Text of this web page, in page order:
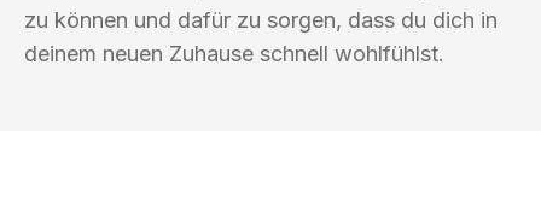
zu können und dafür zu sorgen, dass du dich in
deinem neuen Zuhause schnell wohlfühlst.